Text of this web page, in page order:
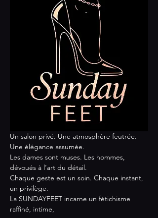
Un salon privé. Une atmosphère feutrée.
Une élégance assumée.
Les dames sont muses. Les hommes,
dévoués à l’art du détail.
Chaque geste est un soin. Chaque instant,
un privilège.
La SUNDAYFEET incarne un fétichisme
raffiné, intime,